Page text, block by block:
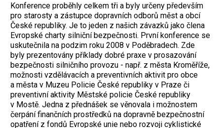
Konference proběhly celkem tři a byly určeny především
pro starosty a zástupce dopravních odborů měst a obcí
České republiky. Je to jeden z našich závazků jako člena
Evropské charty silniční bezpečnosti. První konference se
uskutečnila na podzim roku 2008 v Poděbradech. Zde
byly prezentovány příklady dobré praxe v prosazování
bezpečnosti silničního provozu - např. z města Kroměříže,
možnosti vzdělávacích a preventivních aktivit pro obce
a města v Muzeu Policie České republiky v Praze či
preventivní aktivity Městské policie České republiky
v Mostě. Jedna z přednášek se věnovala i možnostem
čerpání finančních prostředků na dopravně bezpečnostní
opatření z fondů Evropské unie nebo rozvoji cyklistické